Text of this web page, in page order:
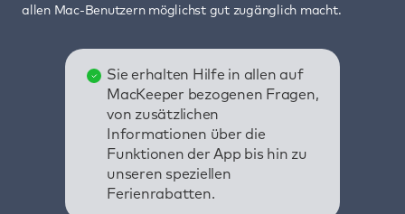
allen Mac-Benutzern möglichst gut zugänglich macht.
Sie erhalten Hilfe in allen auf
MacKeeper bezogenen Fragen,
von zusätzlichen
Informationen über die
Funktionen der App bis hin zu
unseren speziellen
Ferienrabatten.